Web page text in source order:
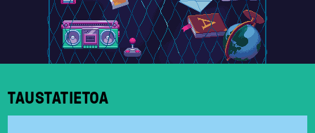
TAUSTATIETOA